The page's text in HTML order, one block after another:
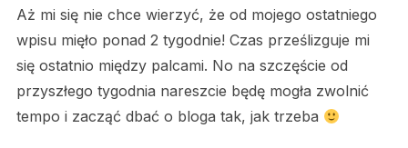
Aż mi się nie chce wierzyć, że od mojego ostatniego
wpisu mięło ponad 2 tygodnie! Czas prześlizguje mi
się ostatnio między palcami. No na szczęście od
przyszłego tygodnia nareszcie będę mogła zwolnić
tempo i zacząć dbać o bloga tak, jak trzeba